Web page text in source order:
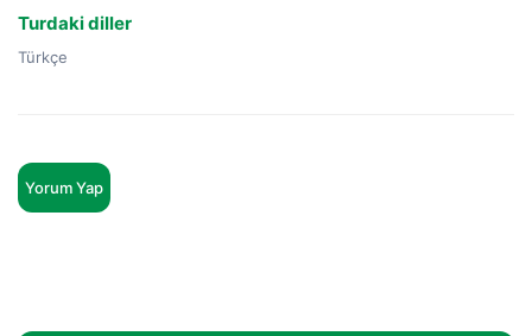
Turdaki diller
Türkçe
Yorum Yap